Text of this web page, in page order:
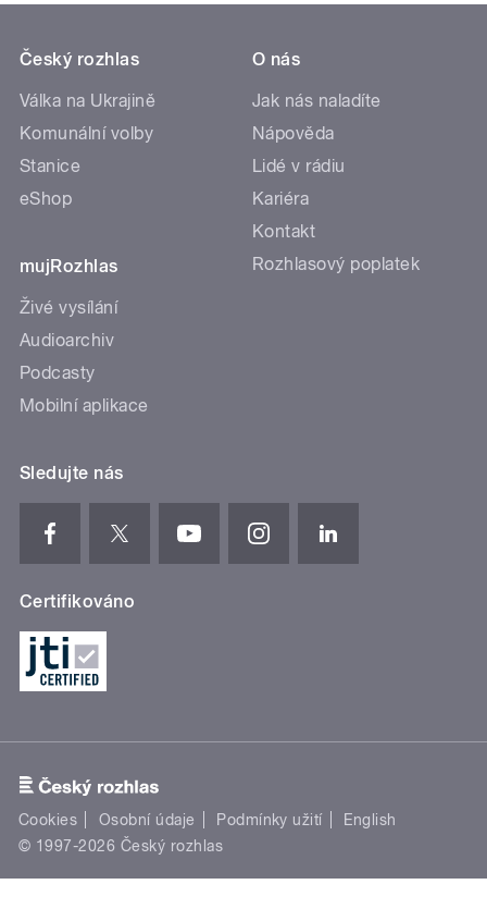
Český rozhlas
Válka na Ukrajině
Komunální volby
Stanice
eShop
mujRozhlas
Živé vysílání
Audioarchiv
Podcasty
Mobilní aplikace
O nás
Jak nás naladíte
Nápověda
Lidé v rádiu
Kariéra
Kontakt
Rozhlasový poplatek
Sledujte nás
Certifikováno
Cookies Osobní údaje Podmínky užití
English
© 1997-2026 Český rozhlas